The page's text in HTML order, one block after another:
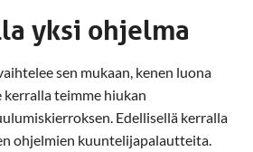
yksi ohjelma
sen mukaan, kenen luona
teimme hiukan
Edellisellä kerralla
ohjelmien kuuntelijapalautteita.